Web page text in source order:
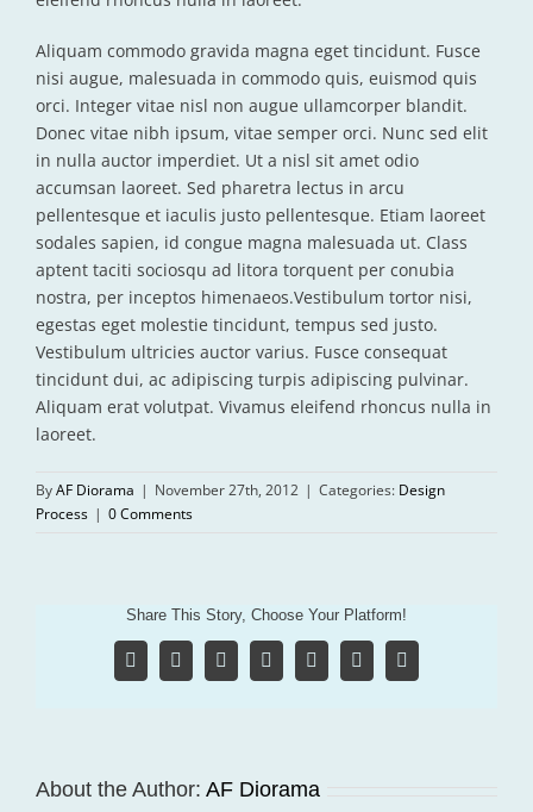
Aliquam commodo gravida magna eget tincidunt. Fusce
nisi augue, malesuada in commodo quis, euismod quis
orci. Integer vitae nisl non augue ullamcorper blandit.
Donec vitae nibh ipsum, vitae semper orci. Nunc sed elit
in nulla auctor imperdiet. Ut a nisl sit amet odio
accumsan laoreet. Sed pharetra lectus in arcu
pellentesque et iaculis justo pellentesque. Etiam laoreet
sodales sapien, id congue magna malesuada ut. Class
aptent taciti sociosqu ad litora torquent per conubia
nostra, per inceptos himenaeos.Vestibulum tortor nisi,
egestas eget molestie tincidunt, tempus sed justo.
Vestibulum ultricies auctor varius. Fusce consequat
tincidunt dui, ac adipiscing turpis adipiscing pulvinar.
Aliquam erat volutpat. Vivamus eleifend rhoncus nulla in
laoreet.
ByAF Diorama | November 27th, 2012 | Categories: Design
Process | 0 Comments
Share This Story, Choose Your Platform!
Facebook
X RedditLinkedInTumblrPinterestVk
About the Author: AF Diorama